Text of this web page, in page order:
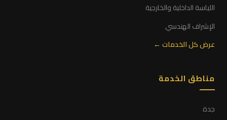
اللياسة الداخلية والخارجية
الإشراف الهندسي
عرض كل الخدمات ←
مناطق الخدمة
جدة